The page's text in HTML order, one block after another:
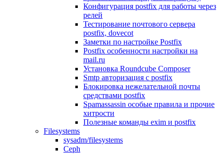
Конфигурация postfix для работы через
релей
Тестирование почтового сервера
postfix, dovecot
Заметки по настройке Postfix
Postfix особенности настройки на
mail.ru
Установка Roundcube Composer
Smtp авторизация с postfix
Блокировка нежелательной почты
средствами postfix
Spamassassin особые правила и прочие
хитрости
Полезные команды exim и postfix
Filesystems
sysadm/filesystems
Ceph